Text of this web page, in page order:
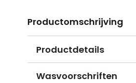
Productomschrijving
Productdetails
Wasvoorschriften